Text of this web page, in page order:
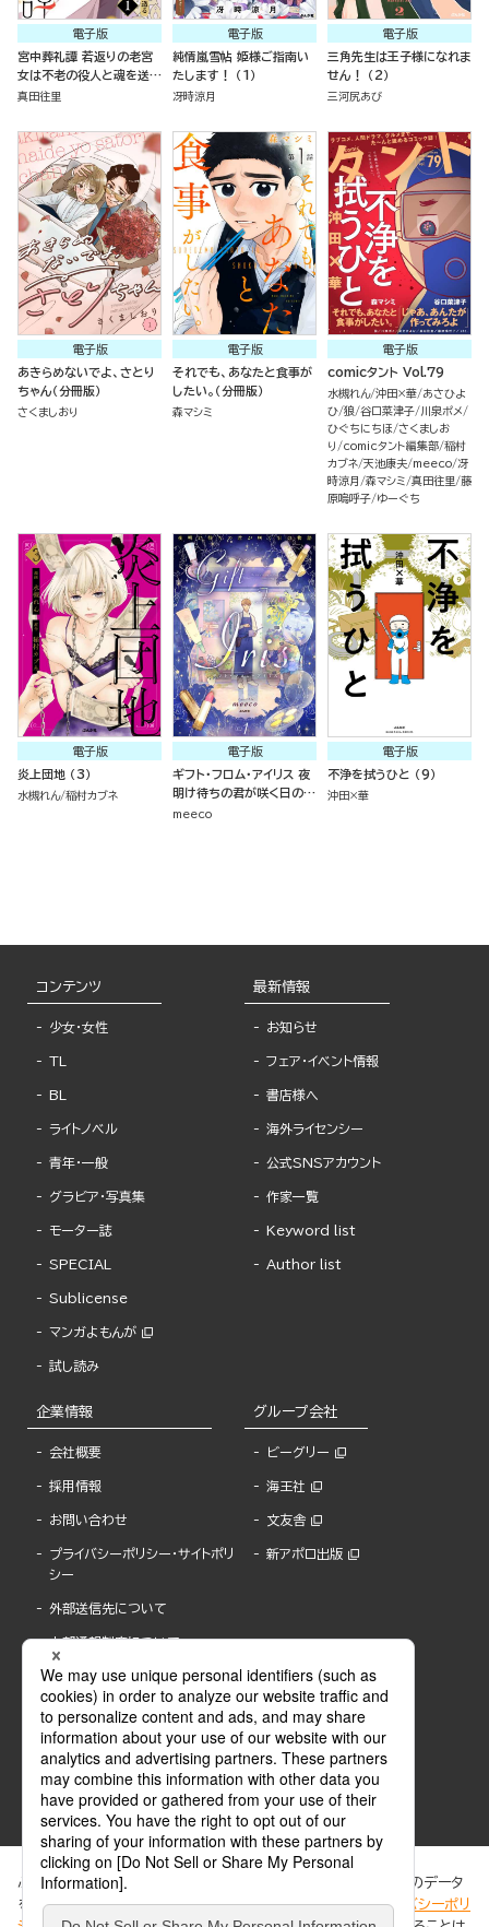
電子版
宮中葬礼譚 若返りの老宮
女は不老の役人と魂を送る
（分冊版）
真田往里
電子版
純情嵐雪帖 姫様ご指南い
たします！ （1）
冴時涼月
電子版
三角先生は王子様になれま
せん！ （2）
三河尻あび
電子版
あきらめないでよ、さとり
ちゃん（分冊版）
さくましおり
電子版
それでも、あなたと食事が
したい。（分冊版）
森マシミ
電子版
comicタント Vol.79
水槻れん 沖田×華 あさひよ
ひ 狼 谷口菜津子
川泉ポメ
ひぐちにちほ さくましお
り
comicタント編集部 稲村
カブネ 天池康夫 meeco 冴
時涼月
森マシミ 真田往里 藤
原嗚呼子 ゆーぐち
電子版
炎上団地 （3）
水槻れん 稲村カブネ
電子版
ギフト・フロム・アイリス 夜
明け待ちの君が咲く日の物
語 （1）
meeco
電子版
不浄を拭うひと （9）
沖田×華
コンテンツ
少女・女性
TL
BL
ライトノベル
青年・一般
グラビア・写真集
モーター誌
SPECIAL
Sublicense
マンガよもんが
試し読み
最新情報
お知らせ
フェア・イベント情報
書店様へ
海外ライセンシー
公式SNSアカウント
作家一覧
Keyword list
Author list
企業情報
会社概要
採用情報
お問い合わせ
プライバシーポリシー・サイトポリ
シー
外部送信先について
内部通報制度について
グループ会社
ビーグリー
海王社
文友舎
新アポロ出版
ぶんか社が運営するサイトでは、利便性向上のためにCookie等のデータ
を使用しています。 当社のCookieについての詳細は、「プライバシーポリ